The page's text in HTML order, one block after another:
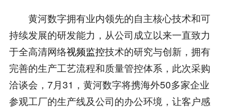
黄河数字拥有业内领先的自主核心技术和可
持续发展的研发能力，从公司成立以来一直致力
于全高清网络视频监控技术的研究与创新，拥有
完善的生产工艺流程和质量管控体系，此次采购
洽谈会，7月31，黄河数字将携海外50多家企业
参观工厂的生产线及公司的办公环境，让客户感